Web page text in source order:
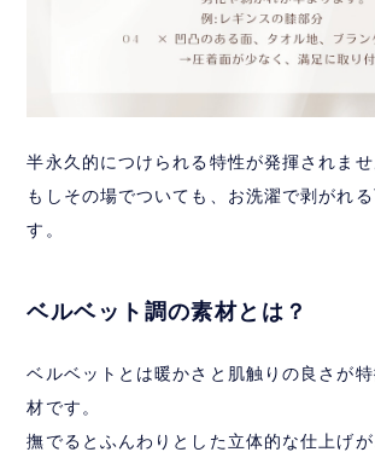
半永久的につけられる特性が発揮されませ
もしその場でついても、お洗濯で剥がれ
す。
ベルベット調の素材とは？
ベルベットとは暖かさと肌触りの良さが
材です。
撫でるとふんわりとした立体的な仕上げが